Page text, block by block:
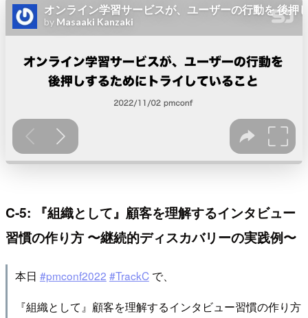
C-5: 『組織として』顧客を理解するインタビュー
習慣の作り方 〜継続的ディスカバリーの実践例〜
本日 #pmconf2022 #TrackCで、
『組織として』顧客を理解するインタビュー習慣の作り方